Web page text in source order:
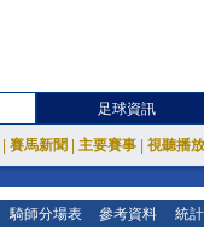
足球資訊
賽馬新聞 主要賽事 視聽播
騎師分場表 參考資料 統